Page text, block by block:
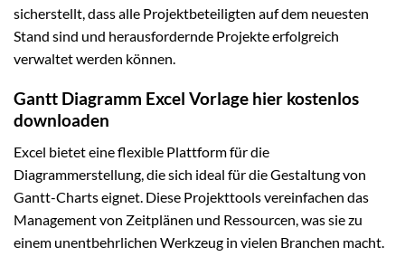
sicherstellt, dass alle Projektbeteiligten auf dem neuesten
Stand sind und herausfordernde Projekte erfolgreich
verwaltet werden können.
Gantt Diagramm Excel Vorlage hier kostenlos
downloaden
Excel bietet eine flexible Plattform für die
Diagrammerstellung, die sich ideal für die Gestaltung von
Gantt-Charts eignet. Diese Projekttools vereinfachen das
Management von Zeitplänen und Ressourcen, was sie zu
einem unentbehrlichen Werkzeug in vielen Branchen macht.